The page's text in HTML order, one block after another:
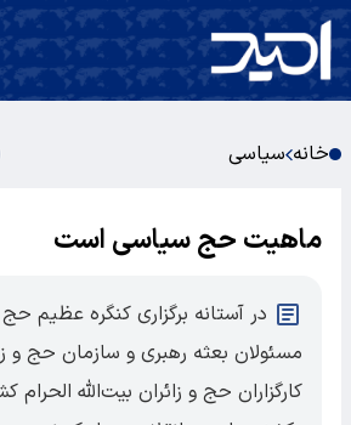
خانه سیاسی
ماهیت حج سیاسی است
در آستانه برگزاری کنگره عظیم حج
مسئولان بعثه رهبری و سازمان حج و
کارگزاران حج و زائران بیت‌الله